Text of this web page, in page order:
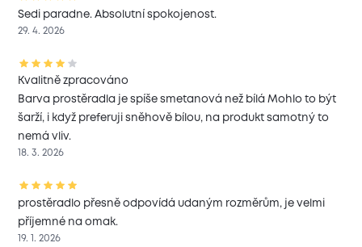
Sedi paradne. Absolutní spokojenost.
29. 4. 2026
Kvalitně zpracováno
Barva prostěradla je spíše smetanová než bílá Mohlo to být
šarží, i když preferuji sněhově bílou, na produkt samotný to
nemá vliv.
18. 3. 2026
prostěradlo přesně odpovídá udaným rozměrům, je velmi
příjemné na omak.
19. 1. 2026